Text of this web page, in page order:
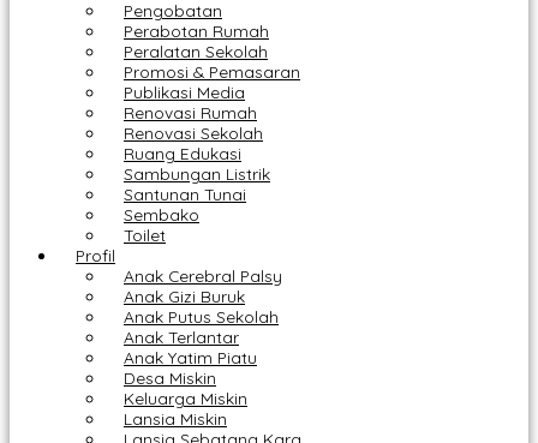
Pengobatan
Perabotan Rumah
Peralatan Sekolah
Promosi & Pemasaran
Publikasi Media
Renovasi Rumah
Renovasi Sekolah
Ruang Edukasi
Sambungan Listrik
Santunan Tunai
Sembako
Toilet
Profil
Anak Cerebral Palsy
Anak Gizi Buruk
Anak Putus Sekolah
Anak Terlantar
Anak Yatim Piatu
Desa Miskin
Keluarga Miskin
Lansia Miskin